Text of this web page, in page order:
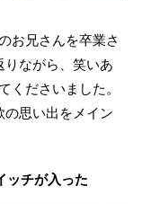
お兄さんを卒業さ
りながら、笑いあ
くださいました。
の思い出をメイン
ッチが入った